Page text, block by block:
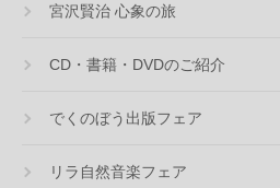
宮沢賢治 心象の旅
CD・書籍・DVDのご紹介
でくのぼう出版フェア
リラ自然音楽フェア